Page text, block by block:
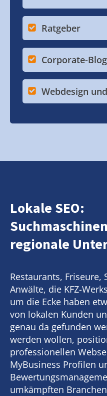
Ratgeber
Corporate-
Webdesign
Lokale SEO:
regionale
Restaurants, Friseure,
Anwälte, die KFZ-
um die Ecke haben
von lokalen Kunden
genau da gefunden
werden wollen,
professionellen
MyBusiness Profilen
umkämpften